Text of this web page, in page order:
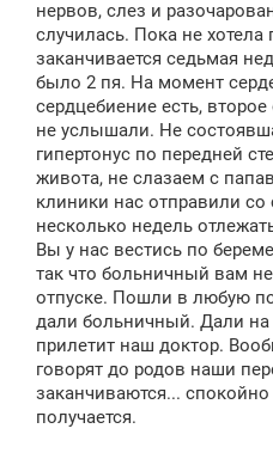
нервов, слез и
случилась. Пока не хотела
заканчивается седьмая
было 2 пя. На момент
сердцебиение есть,
не услышали. Не
гипертонус по передней
живота, не слазаем с
клиники нас отправили
несколько недель
Вы у нас вестись по
так что больничный вам
отпуске. Пошли в любую
дали больничный. Дали на
прилетит наш доктор.
говорят до родов наши
заканчиваются...
получается.